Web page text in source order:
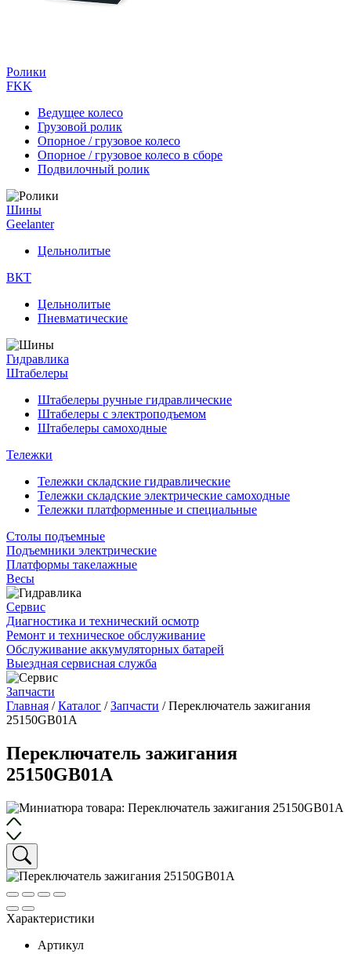
Ролики
FKK
Ведущее колесо
Грузовой ролик
Опорное / грузовое колесо
Опорное / грузовое колесо в сборе
Подвилочный ролик
Шины
Geelanter
Цельнолитые
ВКТ
Цельнолитые
Пневматические
Гидравлика
Штабелеры
Штабелеры ручные гидравлические
Штабелеры с электроподъемом
Штабелеры самоходные
Тележки
Тележки складские гидравлические
Тележки складские электрические самоходные
Тележки платформенные и специальные
Столы подъемные
Подъемники электрические
Платформы такелажные
Весы
Сервис
Диагностика и технический осмотр
Ремонт и техническое обслуживание
Обслуживание аккумуляторных батарей
Выездная сервисная служба
Запчасти
Главная /Каталог /Запчасти /Переключатель зажигания
25150GB01A
Переключатель зажигания
25150GB01A
Характеристики
Артикул